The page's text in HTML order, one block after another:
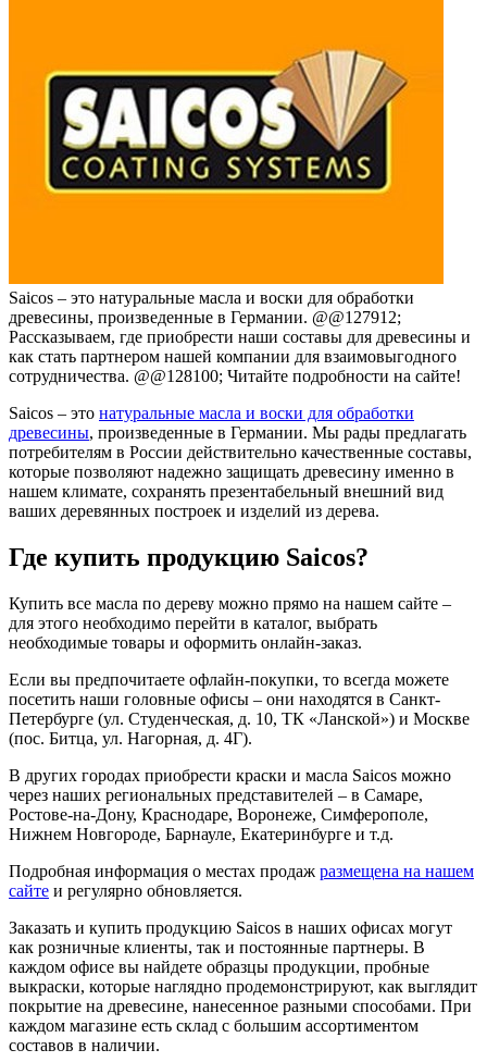
Saicos – это натуральные масла и воски для обработки
древесины, произведенные в Германии. @@127912;
Рассказываем, где приобрести наши составы для древесины и
как стать партнером нашей компании для взаимовыгодного
сотрудничества. @@128100; Читайте подробности на сайте!
Saicos – это натуральные масла и воски для обработки
древесины, произведенные в Германии. Мы рады предлагать
потребителям в России действительно качественные составы,
которые позволяют надежно защищать древесину именно в
нашем климате, сохранять презентабельный внешний вид
ваших деревянных построек и изделий из дерева.
Где купить продукцию Saicos?
Купить все масла по дереву можно прямо на нашем сайте –
для этого необходимо перейти в каталог, выбрать
необходимые товары и оформить онлайн-заказ.
Если вы предпочитаете офлайн-покупки, то всегда можете
посетить наши головные офисы – они находятся в Санкт-
Петербурге (ул. Студенческая, д. 10, ТК «Ланской») и Москве
(пос. Битца, ул. Нагорная, д. 4Г).
В других городах приобрести краски и масла Saicos можно
через наших региональных представителей – в Самаре,
Ростове-на-Дону, Краснодаре, Воронеже, Симферополе,
Нижнем Новгороде, Барнауле, Екатеринбурге и т.д.
Подробная информация о местах продаж размещена на нашем
сайте и регулярно обновляется.
Заказать и купить продукцию Saicos в наших офисах могут
как розничные клиенты, так и постоянные партнеры. В
каждом офисе вы найдете образцы продукции, пробные
выкраски, которые наглядно продемонстрируют, как выглядит
покрытие на древесине, нанесенное разными способами. При
каждом магазине есть склад с большим ассортиментом
составов в наличии.